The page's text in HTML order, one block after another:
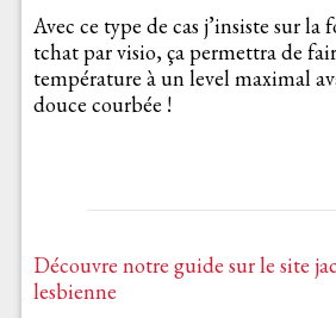
Avec ce type de cas j’insiste sur
tchat par visio, ça permettra de
température à un level maximal
douce courbée !
Découvre notre guide sur le site
lesbienne